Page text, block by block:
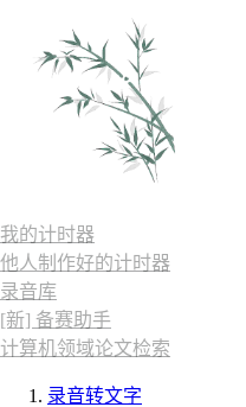
我的计时器
他人制作好的计时器
录音库
[新] 备赛助手
计算机领域论文检索
录音转文字